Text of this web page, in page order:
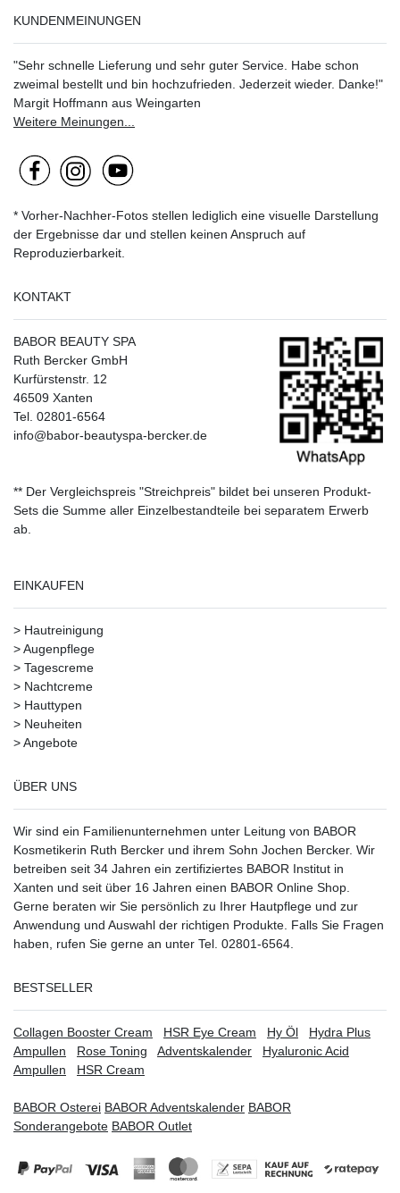
KUNDENMEINUNGEN
"Sehr schnelle Lieferung und sehr guter Service. Habe schon
zweimal bestellt und bin hochzufrieden. Jederzeit wieder. Danke!"
Margit Hoffmann aus Weingarten
Weitere Meinungen...
* Vorher-Nachher-Fotos stellen lediglich eine visuelle Darstellung
der Ergebnisse dar und stellen keinen Anspruch auf
Reproduzierbarkeit.
KONTAKT
BABOR BEAUTY SPA
Ruth Bercker GmbH
Kurfürstenstr. 12
46509 Xanten
Tel. 02801-6564
info@babor-beautyspa-bercker.de
** Der Vergleichspreis "Streichpreis" bildet bei unseren Produkt-
Sets die Summe aller Einzelbestandteile bei separatem Erwerb
ab.
EINKAUFEN
> Hautreinigung
>Augenpflege
> Tagescreme
> Nachtcreme
> Hauttypen
> Neuheiten
>Angebote
ÜBER UNS
Wir sind ein Familienunternehmen unter Leitung von BABOR
Kosmetikerin Ruth Bercker und ihrem Sohn Jochen Bercker. Wir
betreiben seit 34 Jahren ein zertifiziertes BABOR Institut in
Xanten und seit über 16 Jahren einen BABOR Online Shop.
Gerne beraten wir Sie persönlich zu Ihrer Hautpflege und zur
Anwendung und Auswahl der richtigen Produkte. Falls Sie Fragen
haben, rufen Sie gerne an unter Tel. 02801-6564.
BESTSELLER
Collagen Booster Cream HSR Eye Cream Hy Öl
Hydra Plus
Ampullen
Rose Toning Adventskalender
Hyaluronic Acid
Ampullen
HSR Cream
BABOR Osterei BABOR Adventskalender BABOR
Sonderangebote BABOR Outlet